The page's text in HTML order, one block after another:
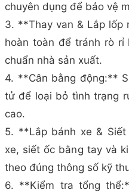
chuyên dụng để bảo vệ
3. **Thay van & Lắp lốp
hoàn toàn để tránh rò
chuẩn nhà sản xuất.
4. **Cân bằng động:**
tử để loại bỏ tình trạng
cao.
5. **Lắp bánh xe &
xe, siết ốc bằng tay và
theo đúng thông số kỹ
6. **Kiểm tra tổng